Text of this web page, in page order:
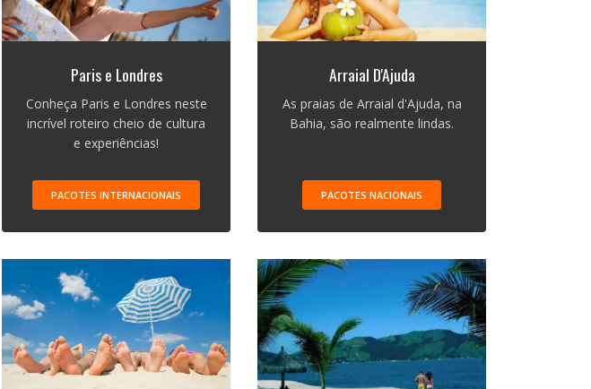
Paris e Londres
Conheça Paris e Londres neste
incrível roteiro cheio de cultura
e experiências!
PACOTES INTERNACIONAIS
Arraial D'Ajuda
As praias de Arraial d'Ajuda, na
Bahia, são realmente lindas.
PACOTES NACIONAIS